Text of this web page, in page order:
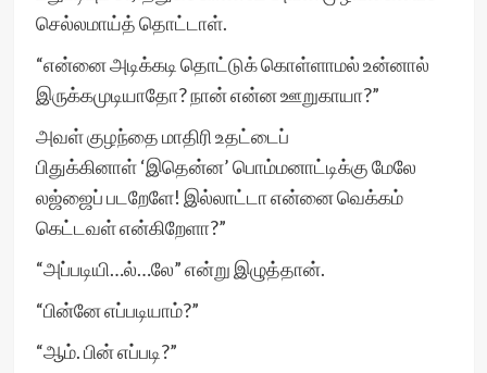
செல்லமாய்த் தொட்டாள்.
“என்னை அடிக்கடி தொட்டுக் கொள்ளாமல் உன்னால்
இருக்கமுடியாதோ? நான் என்ன ஊறுகாயா?”
அவள் குழந்தை மாதிரி உதட்டைப்
பிதுக்கினாள் ‘இதென்ன’ பொம்மனாட்டிக்கு மேலே
லஜ்ஜைப் படறேளே! இல்லாட்டா என்னை வெக்கம்
கெட்டவள் என்கிறேளா?”
“அப்படியி…ல்…லே” என்று இழுத்தான்.
“பின்னே எப்படியாம்?”
“ஆம். பின் எப்படி?”